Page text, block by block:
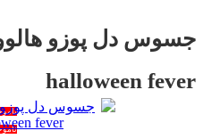
halloween fever